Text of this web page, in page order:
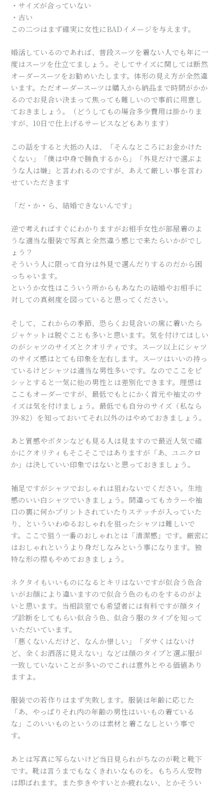
・サイズが合っていない
・古い
この二つはまず確実に女性にBADイメージを与えます。
婚活しているのであれば、普段スーツを着ない人でも年に一
度はスーツを仕立てましょう。そしてサイズに関しては断然
オーダースーツをお勧めいたします。体形の見え方が全然違
います。ただオーダースーツは購入から納品まで時間がかか
るのでお見合い決まって焦っても難しいので事前に用意し
ておきましょう。（どうしてもの場合多少費用は掛かりま
すが、10日で仕上げるサービスなどもあります）
この話をすると大抵の人は、「そんなところにお金かけた
くない」「僕は中身で勝負するから」「外見だけで選ぶよ
うな人は嫌」と言われるのですが、あえて厳しい事を言わ
せていただきます
「だ・か・ら、結婚できないんです」
逆で考えればすぐにわかりますがお相手女性が部屋着のよ
うな適当な服装で写真と全然違う感じで来たらいかがでし
ょう？
そういう人に限って自分は外見で選んだりするのだから困
っちゃいます。
というか女性はこういう所からもあなたの結婚やお相手に
対しての真剣度を図っていると思ってください。
そして、これからの季節、恐らくお見合いの席に着いたら
ジャケットは脱ぐことも多いと思います。気を付けてほしい
のがシャツのサイズとクオリティです。スーツ以上にシャツ
のサイズ感はとても印象を左右します。スーツはいいの持っ
ているけどシャツは適当な男性多いです。なのでここをピ
シッとすると一気に他の男性とは差別化できます。理想は
ここもオーダーですが、最低でもとにかく首元や袖丈のサ
イズは気を付けましょう。最低でも自分のサイズ（私なら
39-82）を知っておいてそれ以外のはやめておきましょう。
あと質感やボタンなども見る人は見ますので最近人気で確
かにクオリティもそこそこではありますが「あ、ユニクロ
か」は決していい印象ではないと思っておきましょう。
補足ですがシャツでおしゃれは狙わないでください。生地
感のいい白シャツでいきましょう。間違ってもカラーや袖
口の裏に何かプリントされていたりステッチが入っていた
り、といういわゆるおしゃれを狙ったシャツは難しいで
す。ここで狙う一番のおしゃれとは「清潔感」です。厳密に
はおしゃれというより身だしなみという事になります。独
特な形の襟もやめておきましょう。
ネクタイもいいものになるとキリはないですが似合う色合
いがお顔により違いますので似合う色のものをするのがよ
いと思います。当相談室でも希望者には有料ですが顔タイ
プ診断をしてもらい似合う色、似合う服のタイプを知って
いただいています。
「悪くないんだけど、なんか惜しい」「ダサくはないけ
ど、全くお洒落に見えない」などは顔のタイプと選ぶ服が
一致していないことが多いのでこれは意外とやる価値あり
ますよ。
服装での若作りはまず失敗します。服装は年齢に応じた
「あ、やっぱりそれ内の年齢の男性はいいもの着ている
な」このいいものというのは素材と着こなしという事で
す。
あとは写真に写らないけど当日見られがちなのが靴と靴下
です。靴は言うまでもなくきれいなものを。もちろん安物
は即ばれます。また歩きやすいとか疲れない、とかそうい